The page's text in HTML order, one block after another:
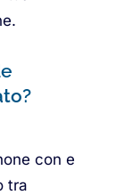
con e
tra